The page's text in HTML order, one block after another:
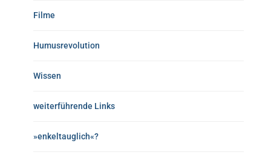
Filme
Humusrevolution
Wissen
weiterführende Links
»enkeltauglich«?